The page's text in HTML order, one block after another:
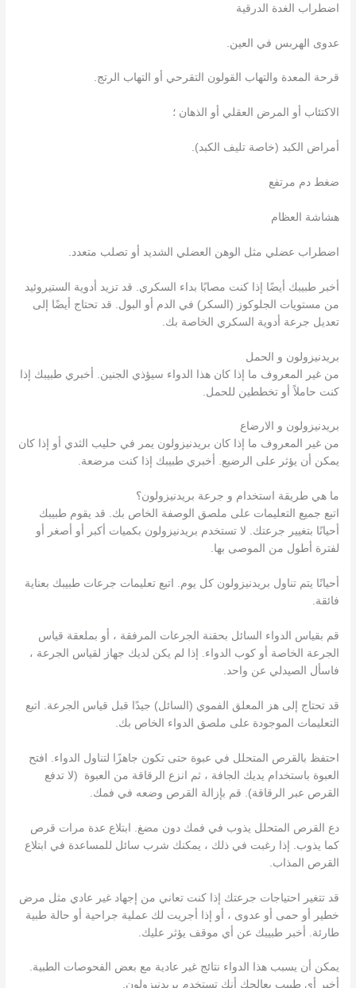
اضطراب الغدة الدرقية
عدوى الهربس في العين.
قرحة المعدة والتهاب القولون التقرحي أو التهاب الرتج.
الاكتئاب أو المرض العقلي أو الذهان ؛
أمراض الكبد (خاصة تليف الكبد).
ضغط دم مرتفع
هشاشة العظام
اضطراب عضلي مثل الوهن العضلي الشديد أو تصلب متعدد.
أخبر طبيبك أيضًا إذا كنت مصابًا بداء السكري. قد تزيد أدوية الستيروئيد
من مستويات الجلوكوز (السكر) في الدم أو البول. قد تحتاج أيضًا إلى
تعديل جرعة أدوية السكري الخاصة بك.
بريدنيزولون و الحمل
من غير المعروف ما إذا كان هذا الدواء سيؤذي الجنين. أخبري طبيبك إذا
كنت حاملاً أو تخططين للحمل.
بريدنيزولون و الارضاع
من غير المعروف ما إذا كان بريدنيزولون يمر في حليب الثدي أو إذا كان
يمكن أن يؤثر على الرضيع. أخبري طبيبك إذا كنت مرضعة.
ما هي طريقة استخدام و جرعة بريدنيزولون؟
اتبع جميع التعليمات على ملصق الوصفة الخاص بك. قد يقوم طبيبك
أحيانًا بتغيير جرعتك. لا تستخدم بريدنيزولون بكميات أكبر أو أصغر أو
لفترة أطول من الموصى بها.
أحيانًا يتم تناول بريدنيزولون كل يوم. اتبع تعليمات جرعات طبيبك بعناية
فائقة.
قم بقياس الدواء السائل بحقنة الجرعات المرفقة ، أو بملعقة قياس
الجرعة الخاصة أو كوب الدواء. إذا لم يكن لديك جهاز لقياس الجرعة ،
فاسأل الصيدلي عن واحد.
قد تحتاج إلى هز المعلق الفموي (السائل) جيدًا قبل قياس الجرعة. اتبع
التعليمات الموجودة على ملصق الدواء الخاص بك.
احتفظ بالقرص المتحلل في عبوة حتى تكون جاهزًا لتناول الدواء. افتح
العبوة باستخدام يديك الجافة ، ثم انزع الرقاقة من العبوة (لا تدفع
القرص عبر الرقاقة). قم بإزالة القرص وضعه في فمك.
دع القرص المتحلل يذوب في فمك دون مضغ. ابتلاع عدة مرات قرص
كما يذوب. إذا رغبت في ذلك ، يمكنك شرب سائل للمساعدة في ابتلاع
القرص المذاب.
قد تتغير احتياجات جرعتك إذا كنت تعاني من إجهاد غير عادي مثل مرض
خطير أو حمى أو عدوى ، أو إذا أجريت لك عملية جراحية أو حالة طبية
طارئة. أخبر طبيبك عن أي موقف يؤثر عليك.
يمكن أن يسبب هذا الدواء نتائج غير عادية مع بعض الفحوصات الطبية.
أخبر أي طبيب يعالجك أنك تستخدم بريدنيزولون.